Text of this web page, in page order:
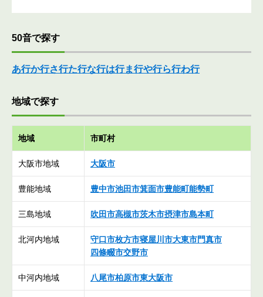
50音で探す
あ行か行さ行た行な行は行ま行や行ら行わ行
地域で探す
地域 市町村
大阪市地域 大阪市
豊能地域 豊中市池田市箕面市豊能町能勢町
三島地域 吹田市高槻市茨木市摂津市島本町
北河内地域 守口市枚方市寝屋川市大東市門真市
四條畷市交野市
中河内地域 八尾市柏原市東大阪市